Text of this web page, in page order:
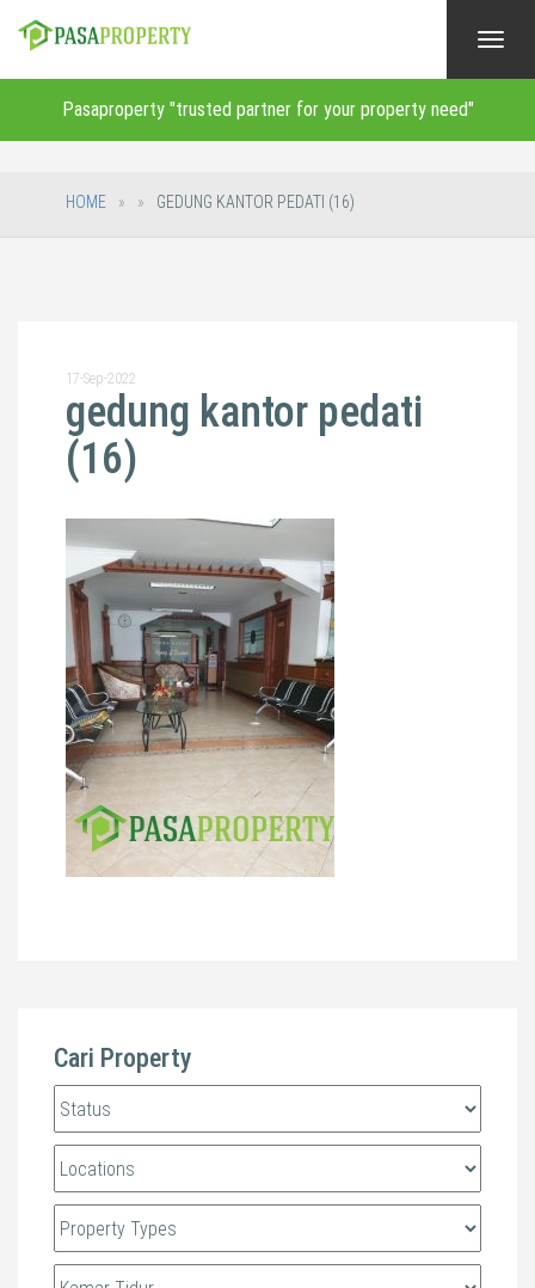
Pasaproperty "trusted partner for your property need"
HOME GEDUNG KANTOR PEDATI (16)
17-Sep-2022
gedung kantor pedati
(16)
Cari Property